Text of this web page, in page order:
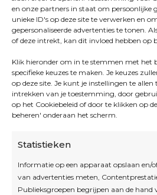
en onze partners in staat om persoonlijke
unieke ID's op deze site te verwerken en
gepersonaliseerde advertenties te tonen.
of deze intrekt, kan dit invloed hebben op
Klik hieronder om in te stemmen met het
specifieke keuzes te maken. Je keuzes
op deze site. Je kunt je instellingen te
intrekken van je toestemming, door
op het Cookiebeleid of door te klikken op
beheren' onderaan het scherm.
Statistieken
Informatie op een apparaat opslaan en/
van advertenties meten,
Publieksgroepen begrijpen aan de hand
Openingsuren